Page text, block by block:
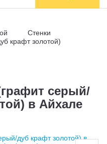
Стенки
крафт золотой)
серый/
в Айхале